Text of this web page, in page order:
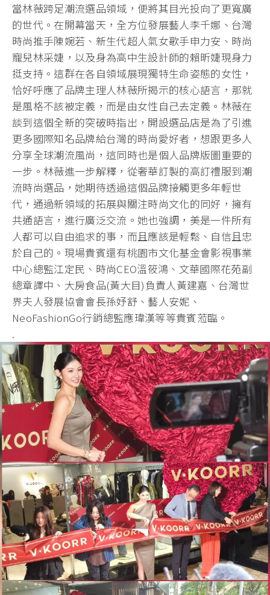
當林薇跨足潮流選品領域，便將其目光投向了更寬廣
的世代。在開幕當天，全方位發展藝人李千娜、台灣
時尚推手陳婉若、新生代超人氣女歌手申力安、時尚
寵兒林采婕，以及身為高中生設計師的賴昕婕現身力
挺支持。這群在各自領域展現獨特生命姿態的女性，
恰好呼應了品牌主理人林薇所揭示的核心語言，那就
是風格不該被定義，而是由女性自己去定義。林薇在
談到這個全新的突破時指出，開設選品店是為了引進
更多國際知名品牌給台灣的時尚愛好者，想跟更多人
分享全球潮流風尚，這同時也是個人品牌版圖重要的
一步。林薇進一步解釋，從奢華訂製的高訂禮服到潮
流時尚選品，她期待透過這個品牌接觸更多年輕世
代，通過新領域的拓展與關注時尚文化的同好，擁有
共通語言，進行廣泛交流。她也強調，美是一件所有
人都可以自由追求的事，而且應該是輕鬆、自信且忠
於自己的。現場貴賓還有桃園市文化基金會影視事業
中心總監江定民、時尚CEO溫筱鴻、文華國際花苑副
總章譯中、大房食品(黃大目)負責人黃建嘉、台灣世
界夫人發展協會會長孫妤舒、藝人安妮、
NeoFashionGo行銷總監應瑋漢等等貴賓蒞臨。
.